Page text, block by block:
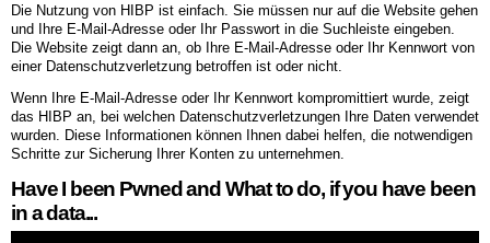
Die Nutzung von HIBP ist einfach. Sie müssen nur auf die Website gehen
und Ihre E-Mail-Adresse oder Ihr Passwort in die Suchleiste eingeben.
Die Website zeigt dann an, ob Ihre E-Mail-Adresse oder Ihr Kennwort von
einer Datenschutzverletzung betroffen ist oder nicht.
Wenn Ihre E-Mail-Adresse oder Ihr Kennwort kompromittiert wurde, zeigt
das HIBP an, bei welchen Datenschutzverletzungen Ihre Daten verwendet
wurden. Diese Informationen können Ihnen dabei helfen, die notwendigen
Schritte zur Sicherung Ihrer Konten zu unternehmen.
Have I been Pwned and What to do, if you have been
in a data...